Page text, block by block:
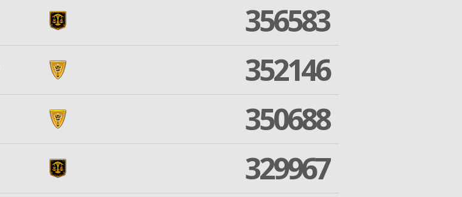
356583
352146
350688
329967